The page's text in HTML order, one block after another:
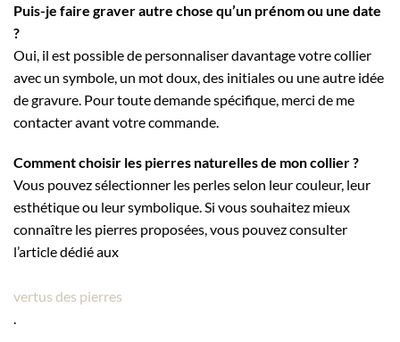
Puis-je faire graver autre chose qu’un prénom ou une date
?
Oui, il est possible de personnaliser davantage votre collier
avec un symbole, un mot doux, des initiales ou une autre idée
de gravure. Pour toute demande spécifique, merci de me
contacter avant votre commande.
Comment choisir les pierres naturelles de mon collier ?
Vous pouvez sélectionner les perles selon leur couleur, leur
esthétique ou leur symbolique. Si vous souhaitez mieux
connaître les pierres proposées, vous pouvez consulter
l’article dédié aux
vertus des pierres
.